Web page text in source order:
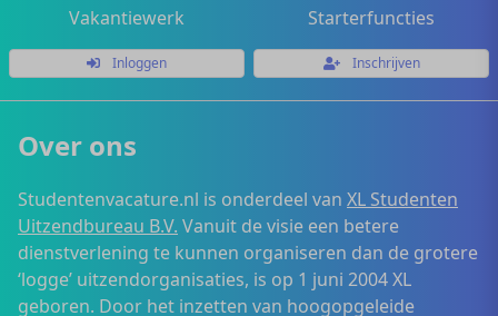
Vakantiewerk Starterfuncties
Inloggen Inschrijven
Over ons
Studentenvacature.nl is onderdeel van XL Studenten
Uitzendbureau B.V. Vanuit de visie een betere
dienstverlening te kunnen organiseren dan de grotere
‘logge’ uitzendorganisaties, is op 1 juni 2004 XL
geboren. Door het inzetten van hoogopgeleide